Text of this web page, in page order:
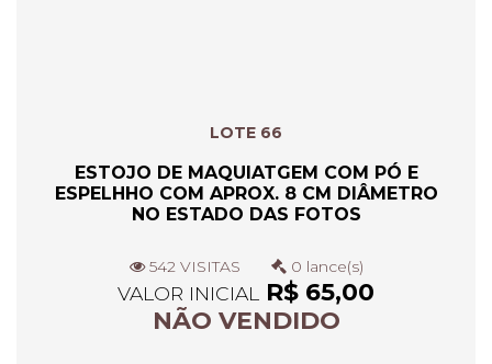
LOTE 66
ESTOJO DE MAQUIATGEM COM PÓ E
ESPELHHO COM APROX. 8 CM DIÂMETRO
NO ESTADO DAS FOTOS
542 VISITAS 0 lance(s)
VALOR INICIAL
R$ 65,00
NÃO VENDIDO